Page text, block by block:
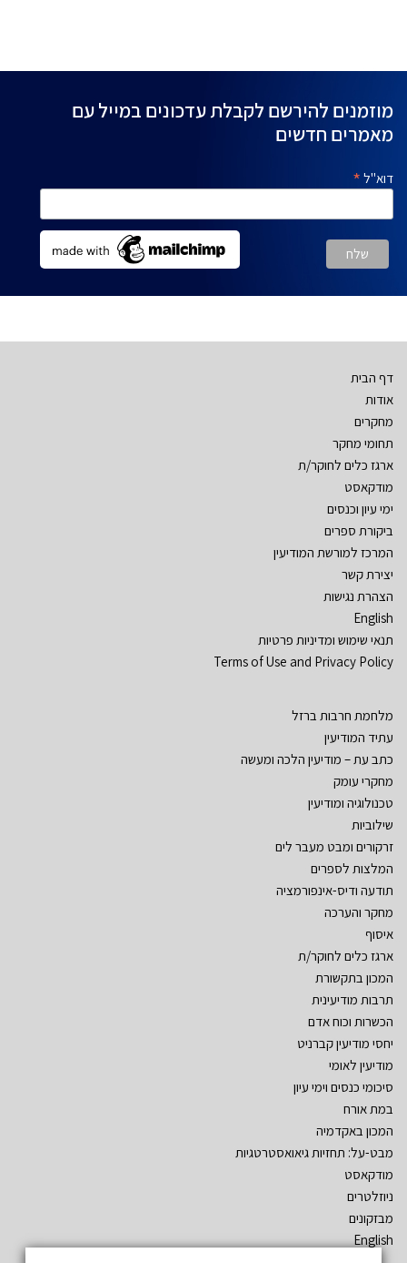
מוזמנים להירשם לקבלת עדכונים במייל עם
מאמרים חדשים
דוא"ל *
דף הבית
אודות
מחקרים
תחומי מחקר
ארגז כלים לחוקר/ת
מודקאסט
ימי עיון וכנסים
ביקורת ספרים
המרכז למורשת המודיעין
יצירת קשר
הצהרת נגישות
English
תנאי שימוש ומדיניות פרטיות
Terms of Use and Privacy Policy
מלחמת חרבות ברזל
עתיד המודיעין
כתב עת – מודיעין הלכה ומעשה
מחקרי עומק
טכנולוגיה ומודיעין
שילוביות
זרקורים ומבט מעבר לים
המלצות לספרים
תודעה ודיס-אינפורמציה
מחקר והערכה
איסוף
ארגז כלים לחוקר/ת
המכון בתקשורת
תרבות מודיעינית
הכשרות וכוח אדם
יחסי מודיעין קברניט
מודיעין לאומי
סיכומי כנסים וימי עיון
במת אורח
המכון באקדמיה
מבט-על: תחזיות גיאואסטרטגיות
מודקאסט
ניוזלטרים
מבזקונים
English